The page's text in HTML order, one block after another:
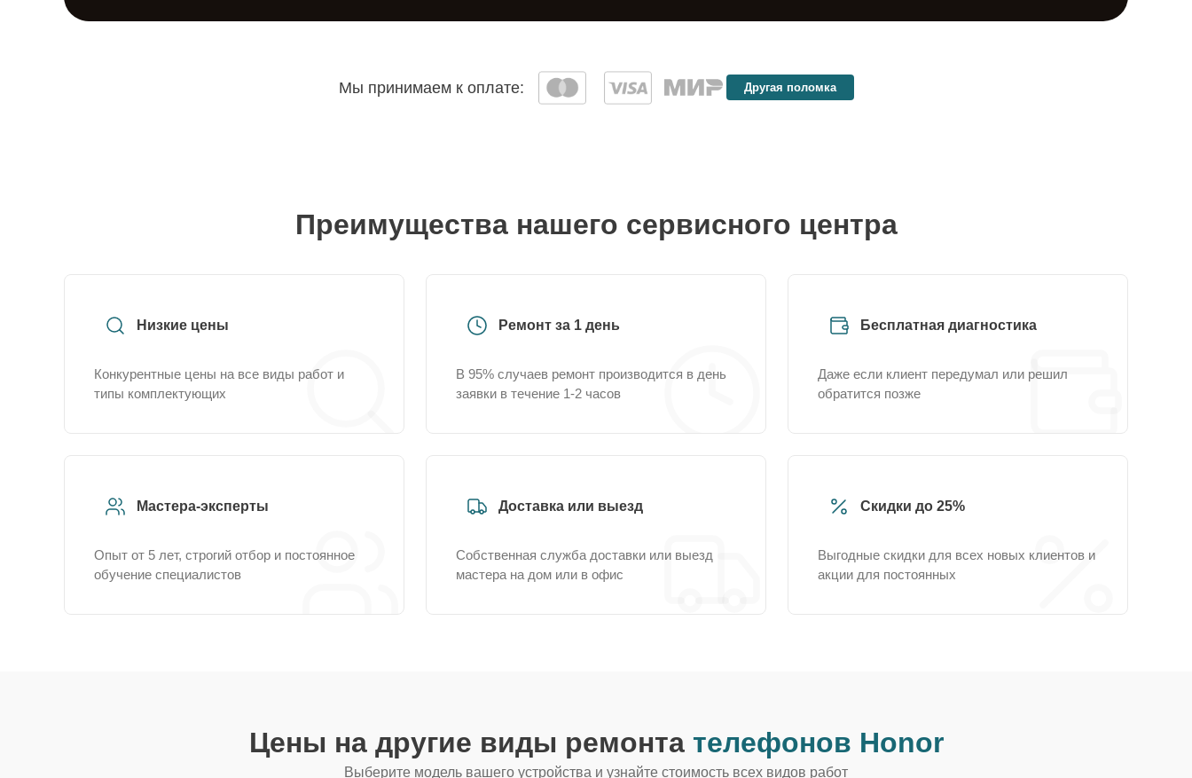
Мы принимаем к оплате: Другая поломка
Преимущества нашего сервисного центра
Низкие цены
Конкурентные цены на все виды работ и
типы комплектующих
Ремонт за 1 день
В 95% случаев ремонт производится в день
заявки в течение 1-2 часов
Бесплатная диагностика
Даже если клиент передумал или решил
обратится позже
Мастера-эксперты
Опыт от 5 лет, строгий отбор и постоянное
обучение специалистов
Доставка или выезд
Собственная служба доставки или выезд
мастера на дом или в офис
Скидки до 25%
Выгодные скидки для всех новых клиентов и
акции для постоянных
Цены на другие виды ремонта телефонов Honor
Выберите модель вашего устройства и узнайте стоимость всех видов работ